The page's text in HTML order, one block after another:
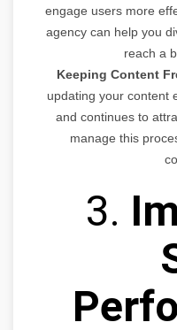
engage users more
agency can help you
reach a
Keeping Content
updating your content
and continues to
manage this
3.